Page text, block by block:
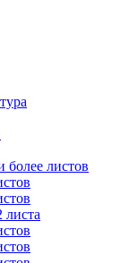
более листов
листа